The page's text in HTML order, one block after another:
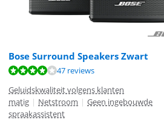
Bose Surround Speakers Zwart
47 reviews
Geluidskwaliteit volgens klanten
matig | Netstroom | Geen ingebouwde
spraakassistent